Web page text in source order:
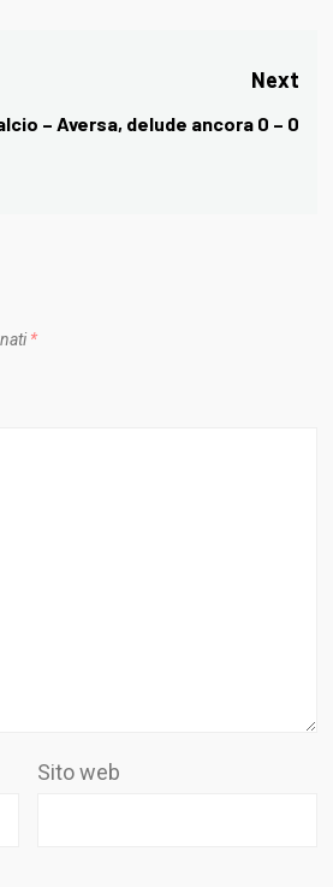
Next
Next
– Aversa, delude ancora 0 – 0
*
Sito web